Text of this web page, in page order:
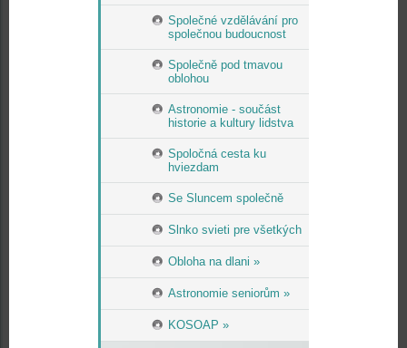
Společné vzdělávání pro
společnou budoucnost
Společně pod tmavou
oblohou
Astronomie - součást
historie a kultury lidstva
Spoločná cesta ku
hviezdam
Se Sluncem společně
Slnko svieti pre všetkých
Obloha na dlani »
Astronomie seniorům »
KOSOAP »